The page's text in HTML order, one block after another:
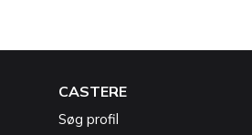
CASTERE
Søg profil